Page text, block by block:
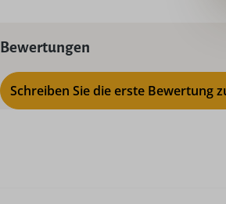
Bewertungen
Schreiben Sie die erste Bewertung